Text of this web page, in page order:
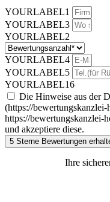
YOURLABEL1
YOURLABEL3
YOURLABEL2
YOURLABEL4
YOURLABEL5
YOURLABEL16
Die Hinweise aus der
(https://
https://bewertungskanzlei-
und akzeptiere diese.
5 Sterne Bewertungen
Ihre